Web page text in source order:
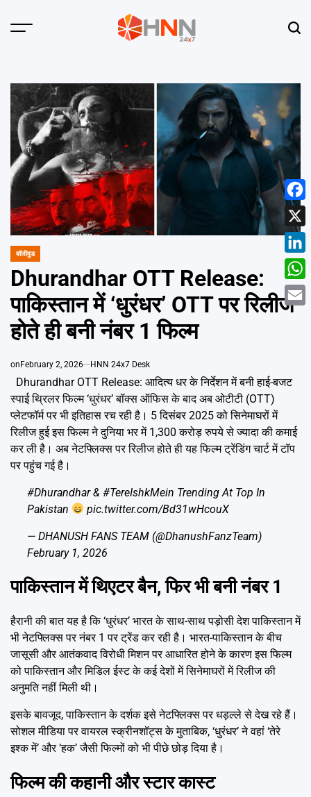
Menu
POSTED
बॉलीवुड
Dhurandhar OTT Release:
पाकिस्तान में ‘धुरंधर’ OTT पर रिलीज
होते ही बनी नंबर 1 फिल्म
onFebruary 2, 2026 HNN 24x7 Desk
Dhurandhar OTT Release: आदित्य धर के निर्देशन में बनी हाई-बजट
स्पाई थ्रिलर फिल्म ‘धुरंधर’ बॉक्स ऑफिस के बाद अब ओटीटी (OTT)
प्लेटफॉर्म पर भी इतिहास रच रही है। 5 दिसंबर 2025 को सिनेमाघरों में
रिलीज हुई इस फिल्म ने दुनिया भर में 1,300 करोड़ रुपये से ज्यादा की कमाई
कर ली है। अब नेटफ्लिक्स पर रिलीज होते ही यह फिल्म ट्रेंडिंग चार्ट में टॉप
पर पहुंच गई है।
#Dhurandhar& #TereIshkMein Trending At Top In
Pakistan
pic.twitter.com/Bd31wHcouX
— DHANUSH FANS TEAM (@DhanushFanzTeam)
February 1, 2026
पाकिस्तान में थिएटर बैन, फिर भी बनी नंबर 1
हैरानी की बात यह है कि ‘धुरंधर’ भारत के साथ-साथ पड़ोसी देश पाकिस्तान में
भी नेटफ्लिक्स पर नंबर 1 पर ट्रेंड कर रही है। भारत-पाकिस्तान के बीच
जासूसी और आतंकवाद विरोधी मिशन पर आधारित होने के कारण इस फिल्म
को पाकिस्तान और मिडिल ईस्ट के कई देशों में सिनेमाघरों में रिलीज की
अनुमति नहीं मिली थी।
इसके बावजूद, पाकिस्तान के दर्शक इसे नेटफ्लिक्स पर धड़ल्ले से देख रहे हैं।
सोशल मीडिया पर वायरल स्क्रीनशॉट्स के मुताबिक, ‘धुरंधर’ ने वहां ‘तेरे
इश्क में’ और ‘हक’ जैसी फिल्मों को भी पीछे छोड़ दिया है।
फिल्म की कहानी और स्टार कास्ट
X